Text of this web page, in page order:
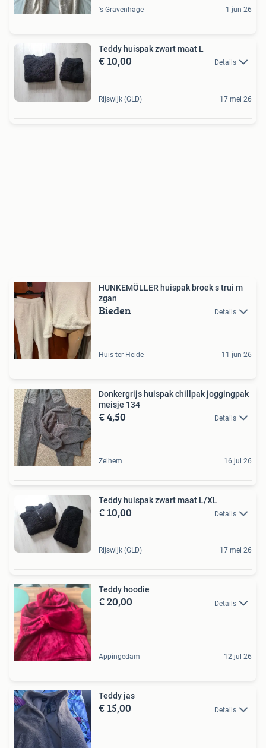
's-Gravenhage 1 jun 26
Teddy huispak zwart maat L
€ 10,00 Details
Rijswijk (GLD) 17 mei 26
HUNKEMÖLLER huispak broek s trui m
zgan
Bieden Details
Huis ter Heide 11 jun 26
Donkergrijs huispak chillpak joggingpak
meisje 134
€ 4,50 Details
Zelhem 16 jul 26
Teddy huispak zwart maat L/XL
€ 10,00 Details
Rijswijk (GLD) 17 mei 26
Teddy hoodie
€ 20,00 Details
Appingedam 12 jul 26
Teddy jas
€ 15,00 Details